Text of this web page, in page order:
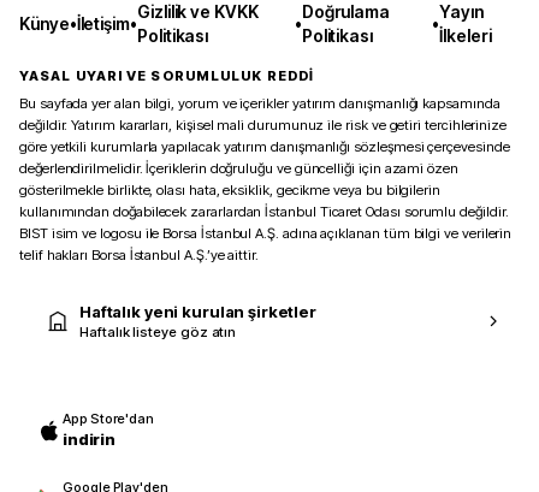
Künye•İletişim•
Gizlilik ve KVKK
Politikası
•
Doğrulama
Politikası
•
Yayın
İlkeleri
YASAL UYARI VE SORUMLULUK REDDİ
Bu sayfada yer alan bilgi, yorum ve içerikler yatırım danışmanlığı kapsamında
değildir. Yatırım kararları, kişisel mali durumunuz ile risk ve getiri tercihlerinize
göre yetkili kurumlarla yapılacak yatırım danışmanlığı sözleşmesi çerçevesinde
değerlendirilmelidir. İçeriklerin doğruluğu ve güncelliği için azami özen
gösterilmekle birlikte, olası hata, eksiklik, gecikme veya bu bilgilerin
kullanımından doğabilecek zararlardan İstanbul Ticaret Odası sorumlu değildir.
BIST isim ve logosu ile Borsa İstanbul A.Ş. adına açıklanan tüm bilgi ve verilerin
telif hakları Borsa İstanbul A.Ş.’ye aittir.
Haftalık yeni kurulan şirketler
Haftalık listeye göz atın
App Store'dan
indirin
Google Play'den